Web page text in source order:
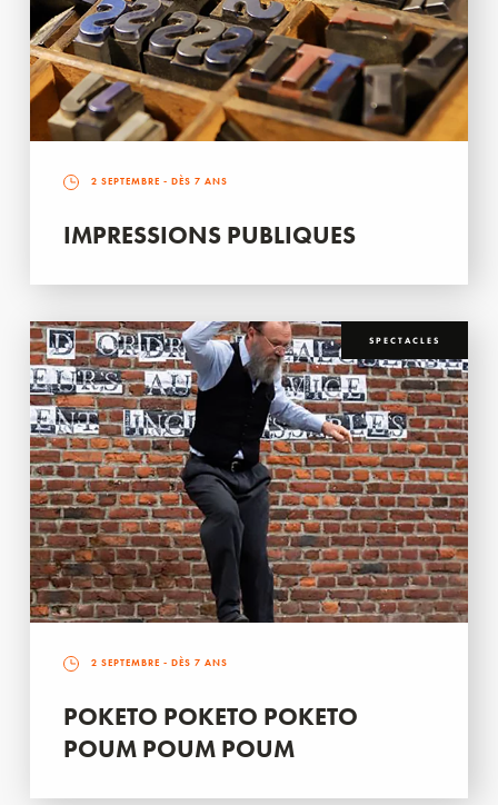
2 SEPTEMBRE - DÈS 7 ANS
IMPRESSIONS PUBLIQUES
SPECTACLES
2 SEPTEMBRE - DÈS 7 ANS
POKETO POKETO POKETO
POUM POUM POUM